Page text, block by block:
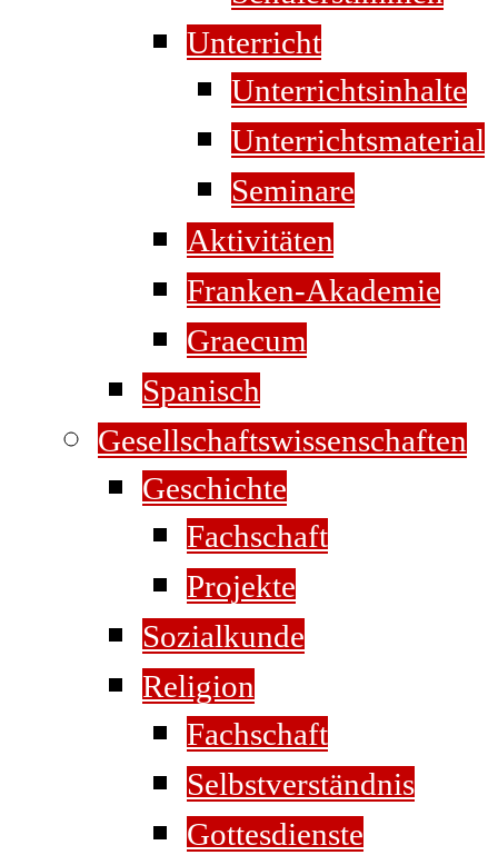
Unterricht
Unterrichtsinhalte
Unterrichtsmaterial
Seminare
Aktivitäten
Franken-Akademie
Graecum
Spanisch
Gesellschaftswissenschaften
Geschichte
Fachschaft
Projekte
Sozialkunde
Religion
Fachschaft
Selbstverständnis
Gottesdienste